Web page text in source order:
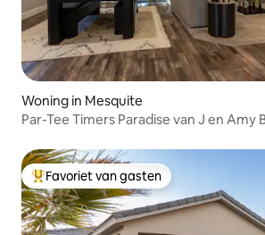
Woning in Mesquite
Par-Tee Timers Paradise van J en Amy
Topfavoriet van gasten
Favoriet van gasten